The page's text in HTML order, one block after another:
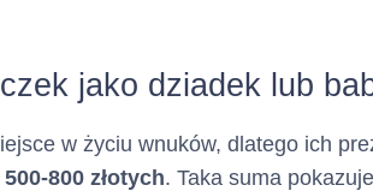
telefonu :
ta ma charakter opcjonalny)
jako dziadek lub
w życiu wnuków, dlatego ich
800 złotych. Taka suma